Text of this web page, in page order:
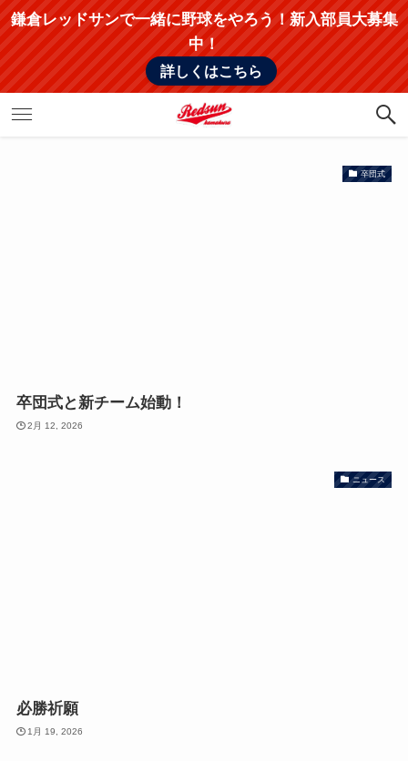
鎌倉レッドサンで一緒に野球をやろう！新入部員大募集
中！
詳しくはこちら
卒団式
卒団式と新チーム始動！
2月 12, 2026
ニュース
必勝祈願
1月 19, 2026